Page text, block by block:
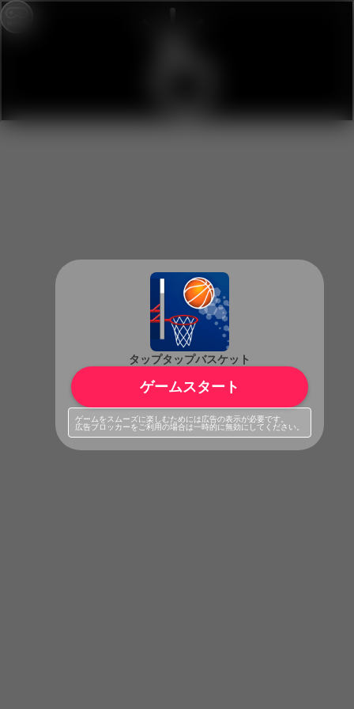
タップタップバスケット
ゲームスタート
ゲームをスムーズに楽しむためには広告の表示が必要です。
広告ブロッカーをご利用の場合は一時的に無効にしてください。